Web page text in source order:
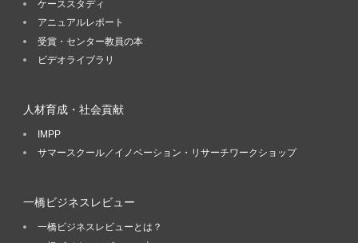
ケーススタディ
アニュアルレポート
受賞・センター教員の本
ビデオライブラリ
人材育成・社会貢献
IMPP
サマースクール／イノベーション・リサーチワークショップ
一橋ビジネスレビュー
一橋ビジネスレビューとは？